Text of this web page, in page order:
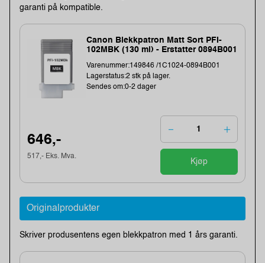
garanti på kompatible.
Canon Blekkpatron Matt Sort PFI-
102MBK (130 ml) - Erstatter 0894B001
Varenummer:149846 /1C1024-0894B001
Lagerstatus:2 stk på lager.
Sendes om:0-2 dager
646,-
517,- Eks. Mva.
Kjøp
Originalprodukter
Skriver produsentens egen blekkpatron med 1 års garanti.